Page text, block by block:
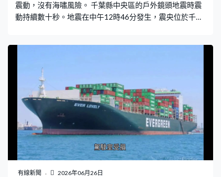
初步有恢復正常的跡象。 有海事情報公司分析
震動，沒有海嘯風險。 千葉縣中央區的戶外鏡頭地震時震
動持續數十秒。地震在中午12時46分發生，震央位於千葉
有線新聞 2026年06月26日